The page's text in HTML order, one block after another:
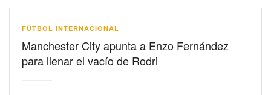
FÚTBOL INTERNACIONAL
Manchester City apunta a Enzo Fernández
para llenar el vacío de Rodri